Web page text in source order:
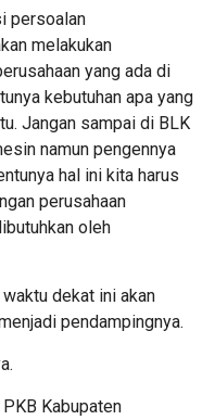
persoalan
melakukan
yang ada di
kebutuhan apa yang
Jangan sampai di BLK
namun pengennya
hal ini kita harus
perusahaan
oleh
dekat ini akan
pendampingnya.
Kabupaten